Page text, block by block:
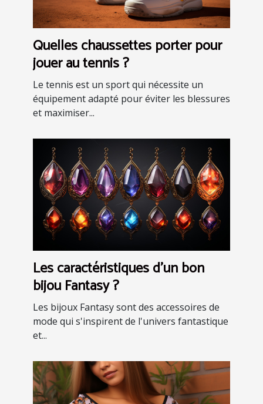
Quelles chaussettes porter pour
jouer au tennis ?
Le tennis est un sport qui nécessite un
équipement adapté pour éviter les blessures
et maximiser...
Les caractéristiques d'un bon
bijou Fantasy ?
Les bijoux Fantasy sont des accessoires de
mode qui s'inspirent de l'univers fantastique
et...